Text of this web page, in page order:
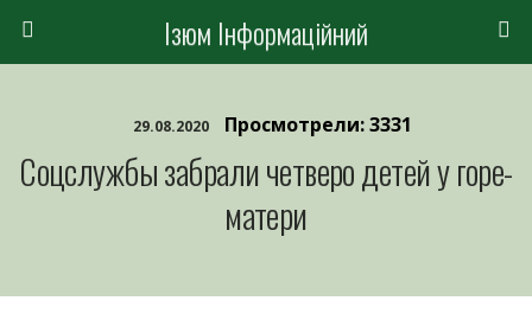
Ізюм Інформаційний
29.08.2020 Просмотрели: 3331
Соцслужбы забрали четверо детей у горе-
матери